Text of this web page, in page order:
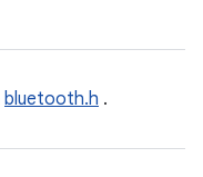
bluetooth.h .